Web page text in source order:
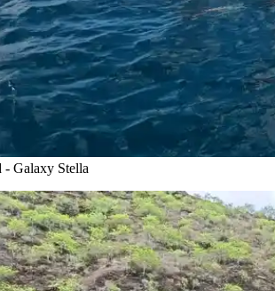
- Galaxy Stella